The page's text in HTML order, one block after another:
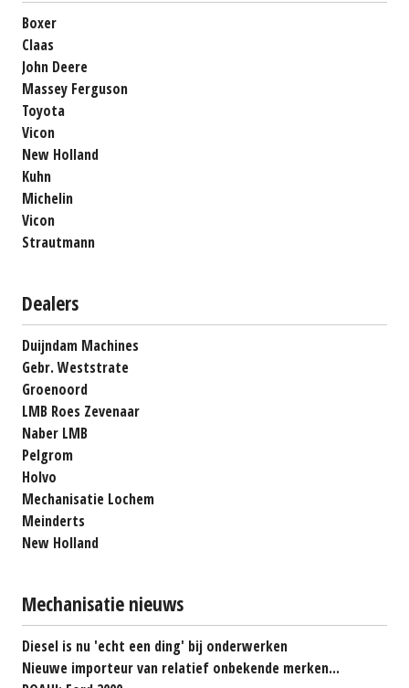
Boxer
Claas
John Deere
Massey Ferguson
Toyota
Vicon
New Holland
Kuhn
Michelin
Vicon
Strautmann
Dealers
Duijndam Machines
Gebr. Weststrate
Groenoord
LMB Roes Zevenaar
Naber LMB
Pelgrom
Holvo
Mechanisatie Lochem
Meinderts
New Holland
Mechanisatie nieuws
Diesel is nu 'echt een ding' bij onderwerken
Nieuwe importeur van relatief onbekende merken...